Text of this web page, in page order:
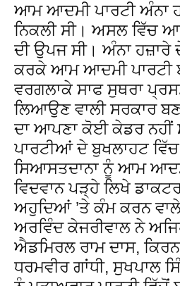
ਆਮ ਆਦਮੀ ਪਾਰਟੀ ਅੰਨਾ
ਨਿਕਲੀ ਸੀ। ਅਸਲ ਵਿੱਚ
ਦੀ ਉਪਜ ਸੀ। ਅੰਨਾ ਹਜ਼ਾਰੇ
ਕਰਕੇ ਆਮ ਆਦਮੀ ਪਾਰਟੀ
ਵਰਗਲਾਕੇ ਸਾਫ ਸੁਥਰਾ
ਲਿਆਉਣ ਵਾਲੀ ਸਰਕਾਰ
ਦਾ ਆਪਣਾ ਕੋਈ ਕੇਡਰ ਨਹੀਂ
ਪਾਰਟੀਆਂ ਦੇ ਬੁਖਲਾਹਟ
ਸਿਆਸਤਦਾਨਾ ਨੂੰ ਆਮ
ਵਿਦਵਾਨ ਪੜ੍ਹੇ ਲਿਖੇ
ਅਹੁਦਿਆਂ ’ਤੇ ਕੰਮ ਕਰਨ
ਅਰਵਿੰਦ ਕੇਜਰੀਵਾਲ ਨੇ
ਐਡਮਿਰਲ ਰਾਮ ਦਾਸ,
ਧਰਮਵੀਰ ਗਾਂਧੀ, ਸੁਖਪਾਲ